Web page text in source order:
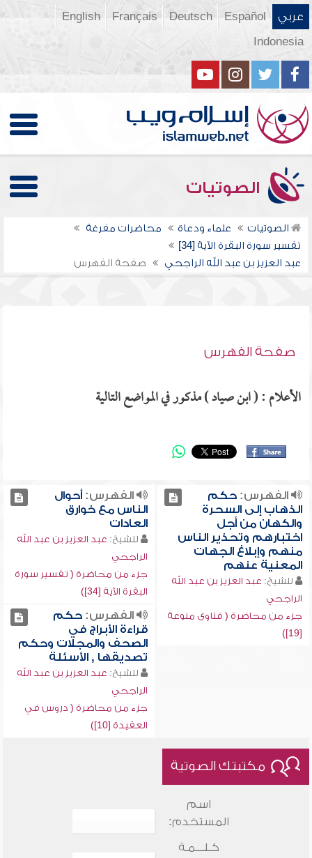
عربي Español
Deutsch
Français
English
Indonesia
الصوتيات
الصوتيات علماء ودعاة
محاضرات مفرغة
تفسير سورة البقرة الآية [34]
عبد العزيز بن عبد الله الراجحي
صفحة الفهرس
صفحة الفهرس
الأعلام : ( ابن صياد ) مذكور في المواضع التالية
الفهرس:حكم
الذهاب إلى السحرة
والكهان من أجل
اختبارهم وتحذير الناس
منهم وإبلاغ الجهات
المعنية عنهم
للشيخ: عبد العزيز بن عبد الله
الراجحي
جزء من محاضرة ( فتاوى منوعة
[19])
الفهرس:أحوال
الناس مع خوارق
العادات
للشيخ: عبد العزيز بن عبد الله
الراجحي
جزء من محاضرة ( تفسير سورة
البقرة الآية [34])
الفهرس:حكم
قراءة الأبراج في
الصحف والمجلات وحكم
تصديقها , الأسئلة
للشيخ: عبد العزيز بن عبد الله
الراجحي
جزء من محاضرة ( دروس في
العقيدة [10])
مكتبتك الصوتية
اسم
المستخدم:
كـلـــمـة